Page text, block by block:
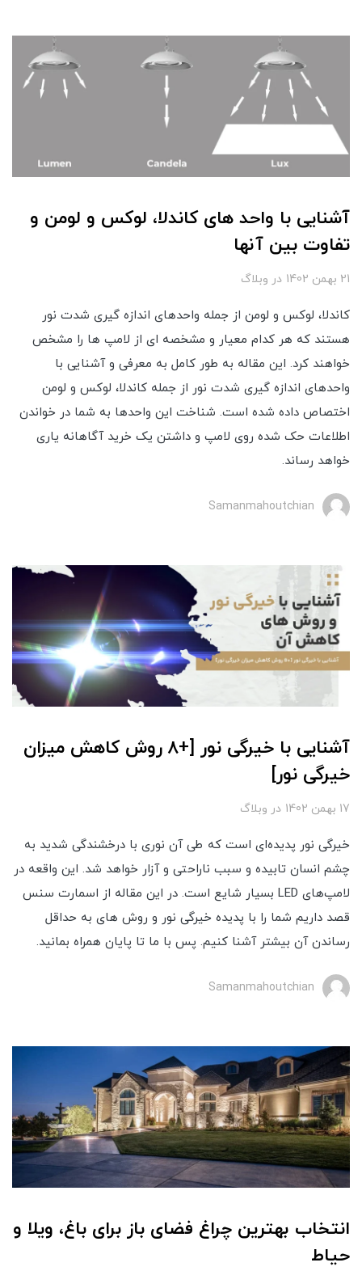
آشنایی با واحد های کاندلا، لوکس و لومن و
تفاوت بین آنها
21 بهمن 1402 در وبلاگ
کاندلا، لوکس و لومن از جمله واحدهای اندازه گیری شدت نور
هستند که هر کدام معیار و مشخصه ای از لامپ ها را مشخص
خواهند کرد. این مقاله به طور کامل به معرفی و آشنایی با
واحدهای اندازه گیری شدت نور از جمله کاندلا، لوکس و لومن
اختصاص داده شده است. شناخت این واحدها به شما در خواندن
اطلاعات حک شده روی لامپ و داشتن یک خرید آگاهانه یاری
خواهد رساند.
Samanmahoutchian
آشنایی با خیرگی نور [+8 روش کاهش میزان
خیرگی نور]
17 بهمن 1402 در وبلاگ
خیرگی نور پدیده‌ای است که طی آن نوری با درخشندگی شدید به
چشم انسان تابیده و سبب ناراحتی و آزار خواهد شد. این واقعه در
لامپ‌های LED بسیار شایع است. در این مقاله از اسمارت سنس
قصد داریم شما را با پدیده خیرگی نور و روش های به حداقل
رساندن آن بیشتر آشنا کنیم. پس با ما تا پایان همراه بمانید.
Samanmahoutchian
انتخاب بهترین چراغ فضای باز برای باغ، ویلا و
حیاط